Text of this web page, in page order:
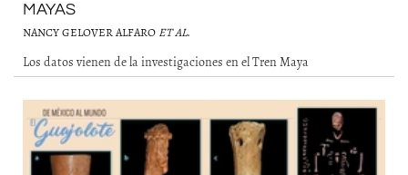
MAYAS
NANCY GELOVER ALFARO ET AL.
Los datos vienen de la investigaciones en el Tren Maya